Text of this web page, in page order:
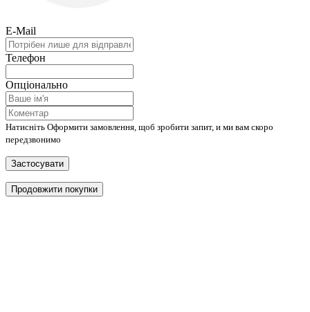
E-Mail
Телефон
Опціонально
Натисніть Оформити замовлення, щоб зробити запит, и ми вам скоро
передзвонимо
Застосувати
Продовжити покупки